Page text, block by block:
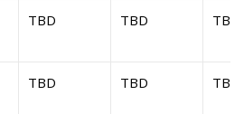
TBD TBD TBD
TBD TBD TBD